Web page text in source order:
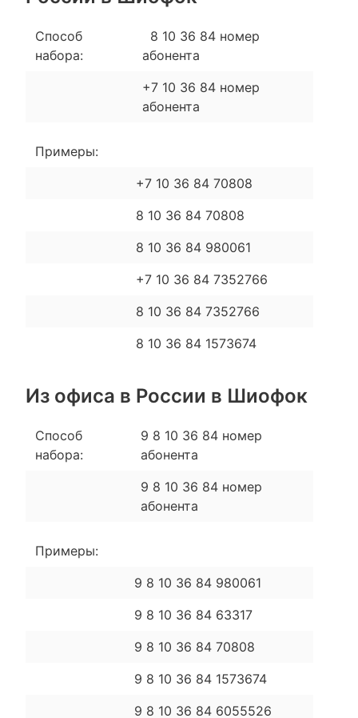
Способ
набора:
8 10 36 84 номер
абонента
+7 10 36 84 номер
абонента
Примеры:
+7 10 36 84 70808
8 10 36 84 70808
8 10 36 84 980061
+7 10 36 84 7352766
8 10 36 84 7352766
8 10 36 84 1573674
Из офиса в России в Шиофок
Способ
набора:
9 8 10 36 84 номер
абонента
9 8 10 36 84 номер
абонента
Примеры:
9 8 10 36 84 980061
9 8 10 36 84 63317
9 8 10 36 84 70808
9 8 10 36 84 1573674
9 8 10 36 84 6055526